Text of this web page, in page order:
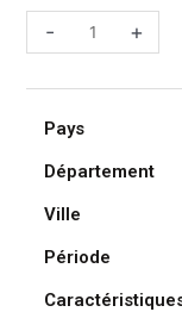
-
de
CPA
Seine-
Marne,
École
Vue
génerale
+
Pays
Département
Ville
Période